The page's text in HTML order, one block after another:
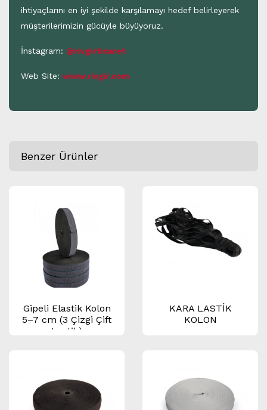
ihtiyaçlarını en iyi şekilde karşılamayı hedef belirleyerek
müşterilerimizin gücüyle büyüyoruz.
İnstagram: @rivgirticaret
Web Site: www.rivgir.com
Benzer Ürünler
Gipeli Elastik Kolon
5–7 cm (3 Çizgi Çift
Lastik)
KARA LASTİK
KOLON